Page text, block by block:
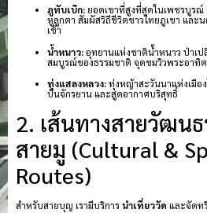
ภูทับเบิก: ยอดเขาที่สูงที่สุดในเพชรบูร
หูลูกตา สัมผัสวิถีชีวิตชาวไทยภูเขา และ
เช้า
น้ำหนาว:อุทยานแห่งชาติน้ำหนาว ป่าเป
สมบูรณ์ของธรรมชาติ จุดชมวิวพระอาทิ
ทุ่งแสลงหลวง:ทุ่งหญ้าสะวันนาแห่งเมือ
ปั่นจักรยาน และสูดอากาศบริสุทธิ์
2. เส้นทางสายวัฒนธ
สายมู (Cultural &
Routes)
สำหรับสายบุญ เรามีบริการนำเที่ยววัด และจัดท